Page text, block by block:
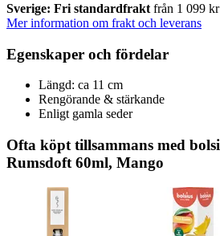
Sverige: Fri standardfrakt från 1 099 kr
Mer information om frakt och leverans
Egenskaper och fördelar
Längd: ca 11 cm
Rengörande & stärkande
Enligt gamla seder
Ofta köpt tillsammans med
Rumsdoft 60ml, Mango